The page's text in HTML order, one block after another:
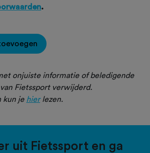
.
onjuiste informatie of beledigende
Fietssport verwijderd.
kun je hierlezen.
uit Fietssport en ga